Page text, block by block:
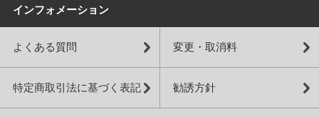
インフォメーション
よくある質問 変更・取消料
特定商取引法に基づく表記 勧誘方針